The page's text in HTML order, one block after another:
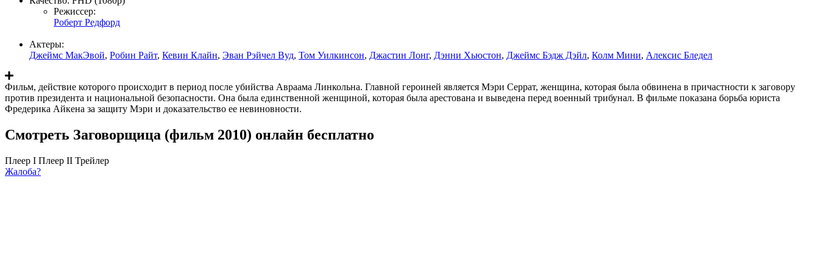
Режиссер:
Роберт Редфорд
Актеры:
Джеймс МакЭвой, Робин Райт, Кевин Клайн, Эван Рэйчел Вуд, Том Уилкинсон, Джастин Лонг, Дэнни Хьюстон, Джеймс Бэдж Дэйл, Колм Мини, Алексис Бледел
Фильм, действие которого происходит в период после убийства Авраама Линкольна. Главной героиней является Мэри Серрат, женщина, которая была обвинена в причастности к заговору
против президента и национальной безопасности. Она была единственной женщиной, которая была арестована и выведена перед военный трибунал. В фильме показана борьба юриста
Фредерика Айкена за защиту Мэри и доказательство ее невиновности.
Смотреть Заговорщица (фильм 2010) онлайн бесплатно
Плеер I Плеер II Трейлер
Жалоба?